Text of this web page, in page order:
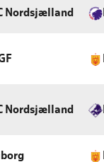
Nordsjælland
Nordsjælland